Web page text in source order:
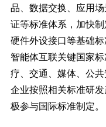
品、数据交换、应用
证等标准体系，加快制
硬件外设接口等基础
智能体互联关键国家
疗、交通、媒体、公
企业按照相关标准研
极参与国际标准制定。